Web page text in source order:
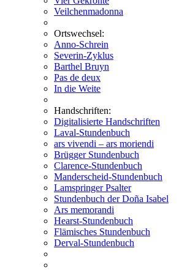
Veilchenmadonna
Ortswechsel:
Anno-Schrein
Severin-Zyklus
Barthel Bruyn
Pas de deux
In die Weite
Handschriften:
Digitalisierte Handschriften
Laval-Stundenbuch
ars vivendi – ars moriendi
Brügger Stundenbuch
Clarence-Stundenbuch
Manderscheid-Stundenbuch
Lamspringer Psalter
Stundenbuch der Doña Isabel
Ars memorandi
Hearst-Stundenbuch
Flämisches Stundenbuch
Derval-Stundenbuch